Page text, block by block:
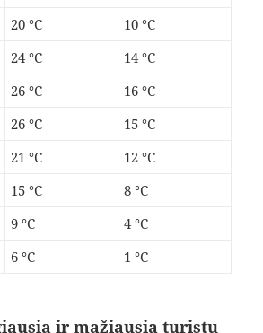
20 °C
10 °C
24 °C
14 °C
26 °C
16 °C
26 °C
15 °C
21 °C
12 °C
15 °C
8 °C
9 °C
4 °C
6 °C 1 °C
ir mažiausia turistų